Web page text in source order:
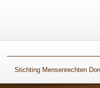
Stichting Mensenrechten